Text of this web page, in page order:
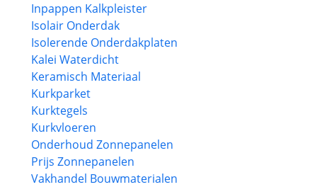
Inpappen Kalkpleister
Isolair Onderdak
Isolerende Onderdakplaten
Kalei Waterdicht
Keramisch Materiaal
Kurkparket
Kurktegels
Kurkvloeren
Onderhoud Zonnepanelen
Prijs Zonnepanelen
Vakhandel Bouwmaterialen